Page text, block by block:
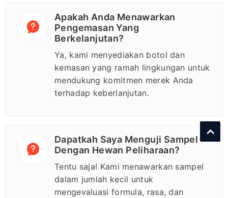
Apakah Anda Menawarkan
Pengemasan Yang
Berkelanjutan?
Ya, kami menyediakan botol dan
kemasan yang ramah lingkungan untuk
mendukung komitmen merek Anda
terhadap keberlanjutan.
Dapatkah Saya Menguji Sampel
Dengan Hewan Peliharaan?
Tentu saja! Kami menawarkan sampel
dalam jumlah kecil untuk
mengevaluasi formula, rasa, dan